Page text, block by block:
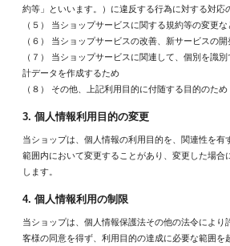
約等」といいます。）に違反する行為に対する対応
（５） 当ショップサービスに関する規約等の変更
（６） 当ショップサービスの改善、新サービスの
（７） 当ショップサービスに関連して、個別を識
計データを作成するため
（８） その他、上記利用目的に付随する目的のため
3. 個人情報利用目的の変更
当ショップは、個人情報の利用目的を、関連性を有
範囲内において変更することがあり、変更した場合
します。
4. 個人情報利用の制限
当ショップは、個人情報保護法その他の法令により
客様の同意を得ず、利用目的の達成に必要な範囲を